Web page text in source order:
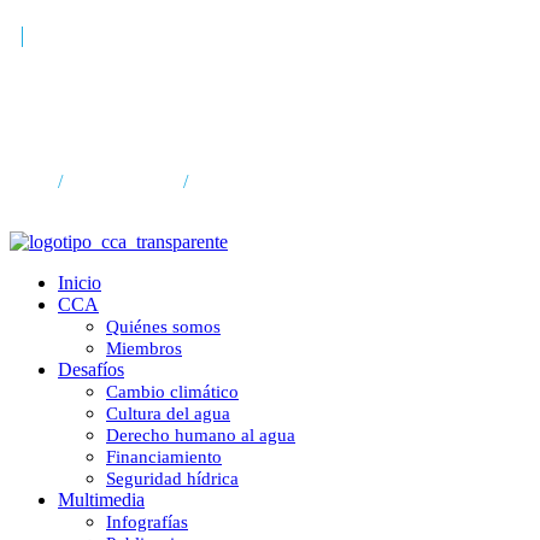
/ /
Inicio
CCA
Quiénes somos
Miembros
Desafíos
Cambio climático
Cultura del agua
Derecho humano al agua
Financiamiento
Seguridad hídrica
Multimedia
Infografías